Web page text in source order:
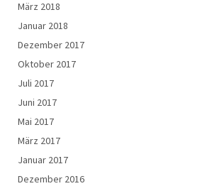
März 2018
Januar 2018
Dezember 2017
Oktober 2017
Juli 2017
Juni 2017
Mai 2017
März 2017
Januar 2017
Dezember 2016